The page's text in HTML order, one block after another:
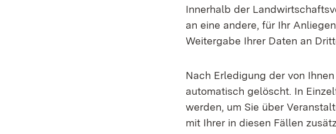
Innerhalb der
an eine andere, für Ihr
Weitergabe Ihrer Daten an
Nach Erledigung der von
automatisch gelöscht. In
werden, um Sie über
mit Ihrer in diesen Fällen